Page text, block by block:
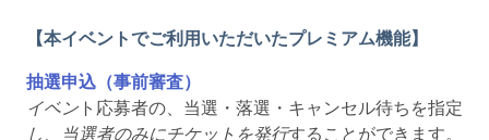
【本イベントでご利用いただいたプレミアム機能】
抽選申込（事前審査）
イベント応募者の、当選・落選・キャンセル待ちを指定
し、当選者のみにチケットを発行することができます。